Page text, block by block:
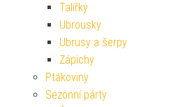
Talířky
Ubrousky
Ubrusy a šerpy
Zápichy
Ptákoviny
Sezónní párty